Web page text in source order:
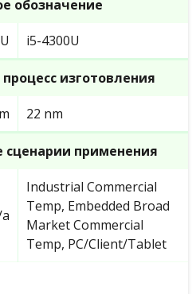
обозначение
i5-4300U
изготовления
22 nm
применения
Industrial Commercial
Temp, Embedded Broad
Market Commercial
Temp, PC/Client/Tablet